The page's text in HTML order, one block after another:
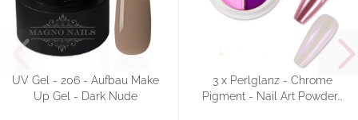
UV Gel - 206 - Aufbau Make
Up Gel - Dark Nude
3 x Perlglanz - Chrome
Pigment - Nail Art Powder...